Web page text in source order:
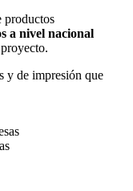
productos
a nivel nacional
y de impresión que